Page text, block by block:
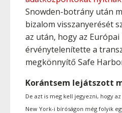
Snowden-botrány után
bizalom visszanyerését
az után, hogy az
érvénytelenítette a
megkönnyítő Safe
Korántsem lejátszott
De azt is meg kell jegyezni, hogy
New York-i bíróságon még folyik